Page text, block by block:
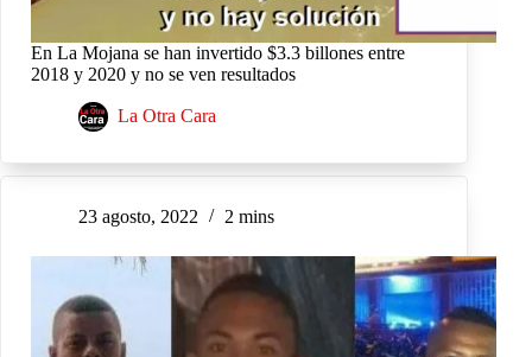
En La Mojana se han invertido $3.3 billones entre
2018 y 2020 y no se ven resultados
La Otra Cara
23 agosto, 2022 2 mins